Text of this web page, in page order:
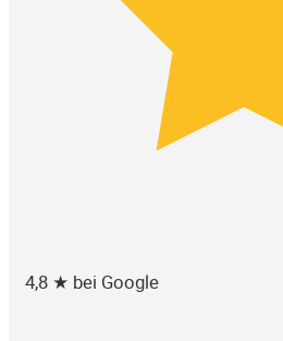
4,8 ★ bei Google